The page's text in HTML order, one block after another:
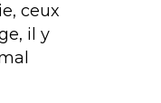
ceux
il y